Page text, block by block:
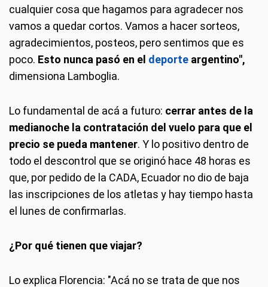
cualquier cosa que hagamos para agradecer nos
vamos a quedar cortos. Vamos a hacer sorteos,
agradecimientos, posteos, pero sentimos que es
poco. Esto nunca pasó en el deporte argentino",
dimensiona Lamboglia.
Lo fundamental de acá a futuro: cerrar antes de la
medianoche la contratación del vuelo para que el
precio se pueda mantener. Y lo positivo dentro de
todo el descontrol que se originó hace 48 horas es
que, por pedido de la CADA, Ecuador no dio de baja
las inscripciones de los atletas y hay tiempo hasta
el lunes de confirmarlas.
¿Por qué tienen que viajar?
Lo explica Florencia: "Acá no se trata de que nos